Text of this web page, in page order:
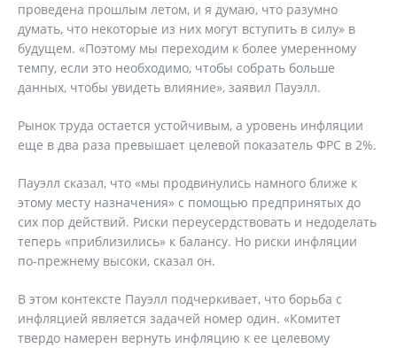
проведена прошлым летом, и я думаю, что разумно
думать, что некоторые из них могут вступить в силу» в
будущем. «Поэтому мы переходим к более умеренному
темпу, если это необходимо, чтобы собрать больше
данных, чтобы увидеть влияние», заявил Пауэлл.
Рынок труда остается устойчивым, а уровень инфляции
еще в два раза превышает целевой показатель ФРС в 2%.
Пауэлл сказал, что «мы продвинулись намного ближе к
этому месту назначения» с помощью предпринятых до
сих пор действий. Риски переусердствовать и недоделать
теперь «приблизились» к балансу. Но риски инфляции
по-прежнему высоки, сказал он.
В этом контексте Пауэлл подчеркивает, что борьба с
инфляцией является задачей номер один. «Комитет
твердо намерен вернуть инфляцию к ее целевому